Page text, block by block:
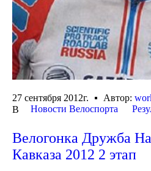
27 сентября 2012г. Автор:
В
Новости Велоспорта
Велогонка Дружба
Кавказа 2012 2 этап